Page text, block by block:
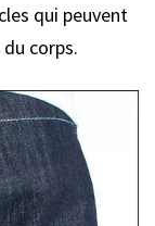
qui peuvent
corps.